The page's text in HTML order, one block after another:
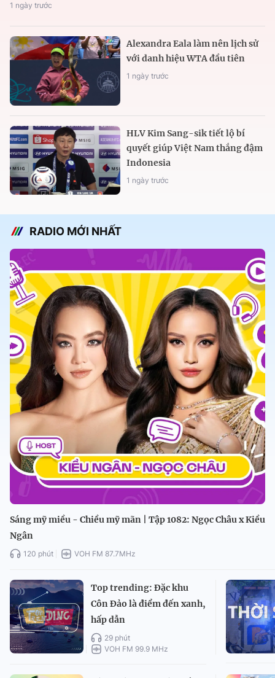
1 ngày trước
Alexandra Eala làm nên lịch sử
với danh hiệu WTA đầu tiên
1 ngày trước
HLV Kim Sang-sik tiết lộ bí
quyết giúp Việt Nam thắng đậm
Indonesia
1 ngày trước
RADIO MỚI NHẤT
Sáng mỹ miều - Chiều mỹ mãn | Tập 1082: Ngọc Châu x Kiều
Ngân
120 phút VOH FM 87.7MHz
Top trending: Đặc khu
Côn Đảo là điểm đến xanh,
hấp dẫn
29 phút
VOH FM 99.9 MHz